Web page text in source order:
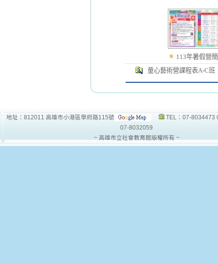
113年暑假營
童心藝術營課程表A-C班
地址：812011 高雄市小港區學府路115號
TEL：07-8034473
07-8032059
~ 高雄市立社會教育館版權所有 ~